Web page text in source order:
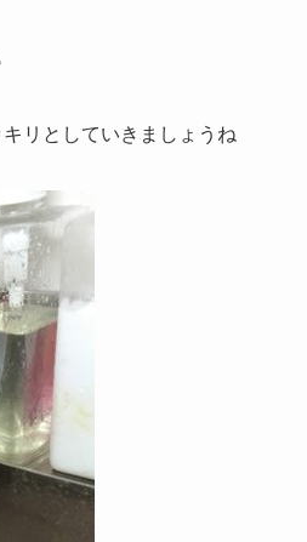
リとしていきましょうね